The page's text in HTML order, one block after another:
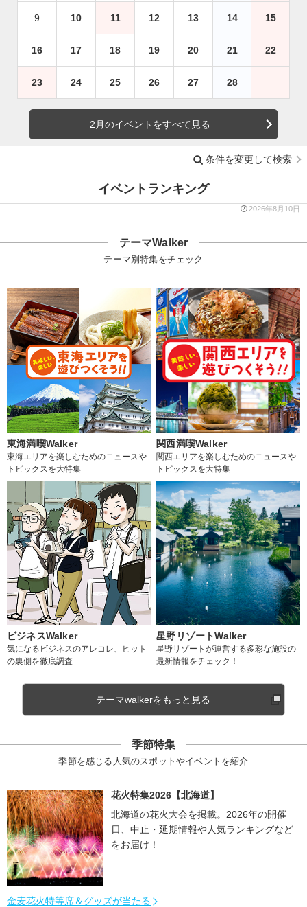
9 10 11 12 13 14 15
16 17 18 19 20 21 22
23 24 25 26 27 28
2月のイベントをすべて見る
条件を変更して検索
イベントランキング
2026年8月10日
テーマWalker
テーマ別特集をチェック
東海満喫Walker
東海エリアを楽しむためのニュースや
トピックスを大特集
関西満喫Walker
関西エリアを楽しむためのニュースや
トピックスを大特集
ビジネスWalker
気になるビジネスのアレコレ、ヒット
の裏側を徹底調査
星野リゾートWalker
星野リゾートが運営する多彩な施設の
最新情報をチェック！
テーマwalkerをもっと見る
季節特集
季節を感じる人気のスポットやイベントを紹介
花火特集2026【北海道】
北海道の花火大会を掲載。2026年の開催
日、中止・延期情報や人気ランキングなど
をお届け！
金麦花火特等席＆グッズが当たる